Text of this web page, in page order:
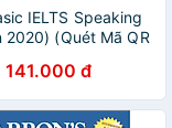
IELTS Speaking
2020) (Quét Mã QR
Mp3)
141.000 đ